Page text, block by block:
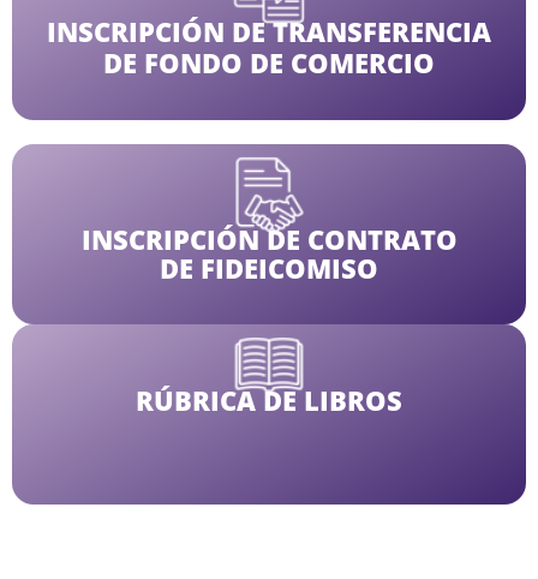
INSCRIPCIÓN DE TRANSFERENCIA
DE FONDO DE COMERCIO
INSCRIPCIÓN DE CONTRATO
DE FIDEICOMISO
RÚBRICA DE LIBROS